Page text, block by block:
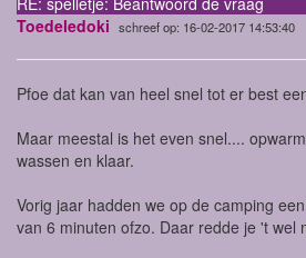
Toedeledoki schreef op: 16-02-2017 14:53:40
Pfoe dat kan van heel snel tot er best
Maar meestal is het even snel....
wassen en klaar.
Vorig jaar hadden we op de camping
van 6 minuten ofzo. Daar redde je 't wel